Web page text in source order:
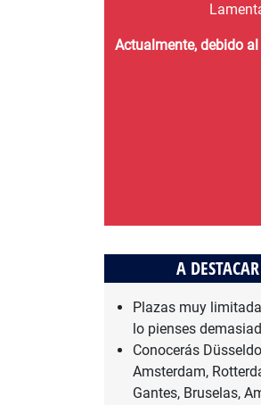
Actualmente, debido
A DESTACAR
Plazas muy
lo pienses
Conocerás
Amsterdam,
Gantes, Bruselas,